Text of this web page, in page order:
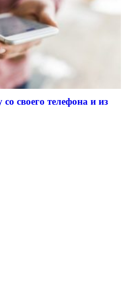
своего телефона и из